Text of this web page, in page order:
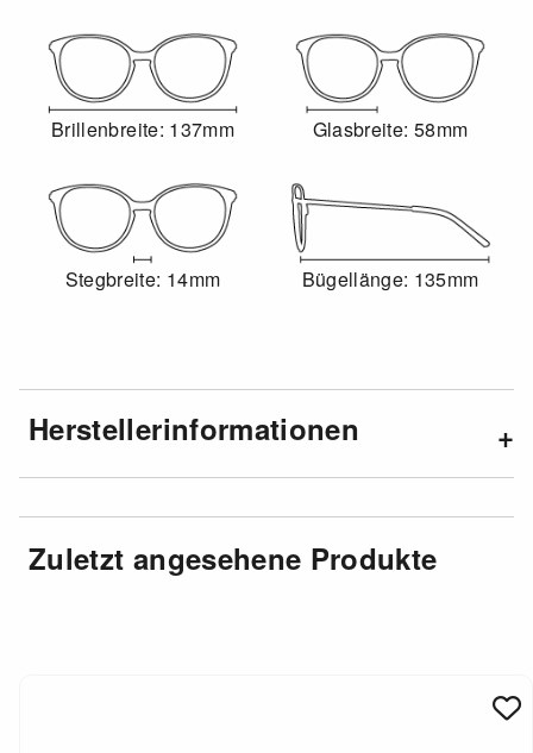
Brillenbreite: 137mm Glasbreite: 58mm
Stegbreite: 14mm Bügellänge: 135mm
Herstellerinformationen
Zuletzt angesehene Produkte